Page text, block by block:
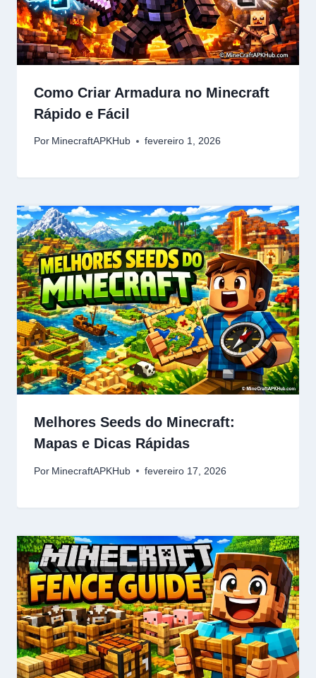
Como Criar Armadura no Minecraft
Rápido e Fácil
Por MinecraftAPKHub fevereiro 1, 2026
Melhores Seeds do Minecraft:
Mapas e Dicas Rápidas
Por MinecraftAPKHub fevereiro 17, 2026